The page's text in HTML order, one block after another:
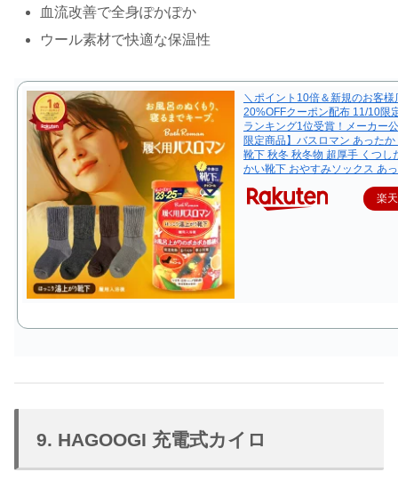
血流改善で全身ぽかぽか
ウール素材で快適な保温性
＼ポイント10倍＆新規のお客様
20%OFFクーポン配布 11/10限
ランキング1位受賞！メーカー
限定商品】バスロマン あったか
靴下 秋冬 秋冬物 超厚手 くつし
かい靴下 おやすみソックス あ
楽
9. HAGOOGI 充電式カイロ